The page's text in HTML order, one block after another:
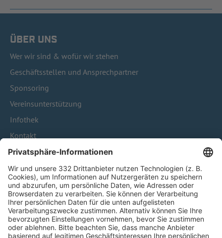
ÜBER UNS
Wer wir sind & wofür wir stehen
Geschäftsstellen und Ansprechpartner
Sponsoring
Vereinsunterstützung
Infothek
Kontakt
HÄUFIG BESUCHTE SEITEN
Pässe und Vereinswechsel
Trainerausbildung
Schulungsangebot Vereinsmitarbeiter
BFV-Geschäftsstellen